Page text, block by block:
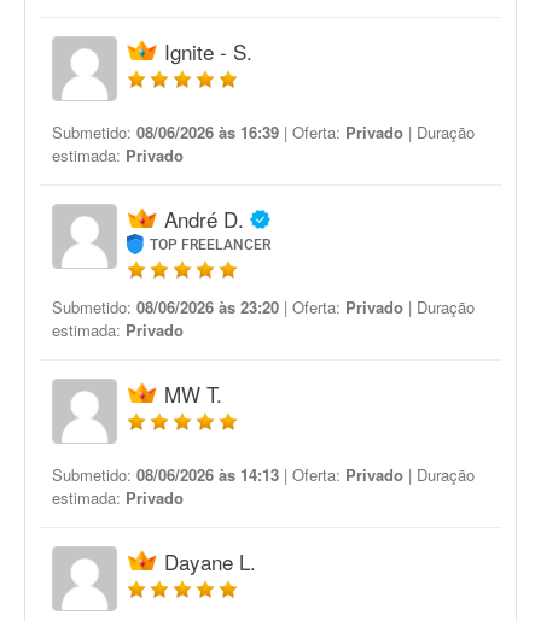
Ignite - S.
Submetido: 08/06/2026 às 16:39 | Oferta: Privado | Duração
estimada: Privado
André D.
TOP FREELANCER
Submetido: 08/06/2026 às 23:20 | Oferta: Privado | Duração
estimada: Privado
MW T.
Submetido: 08/06/2026 às 14:13 | Oferta: Privado | Duração
estimada: Privado
Dayane L.